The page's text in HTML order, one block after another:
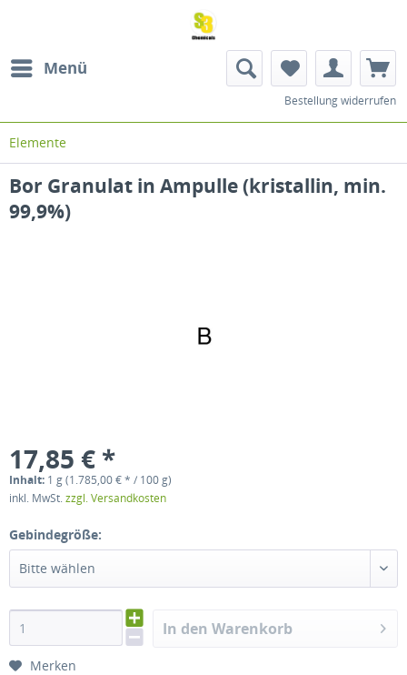
Menü
Bestellung widerrufen
Elemente
Bor Granulat in Ampulle (kristallin, min.
99,9%)
17,85 € *
Inhalt: 1 g (1.785,00 € * / 100 g)
inkl. MwSt.zzgl. Versandkosten
Gebindegröße:
Bitte wählen
In den Warenkorb
Merken